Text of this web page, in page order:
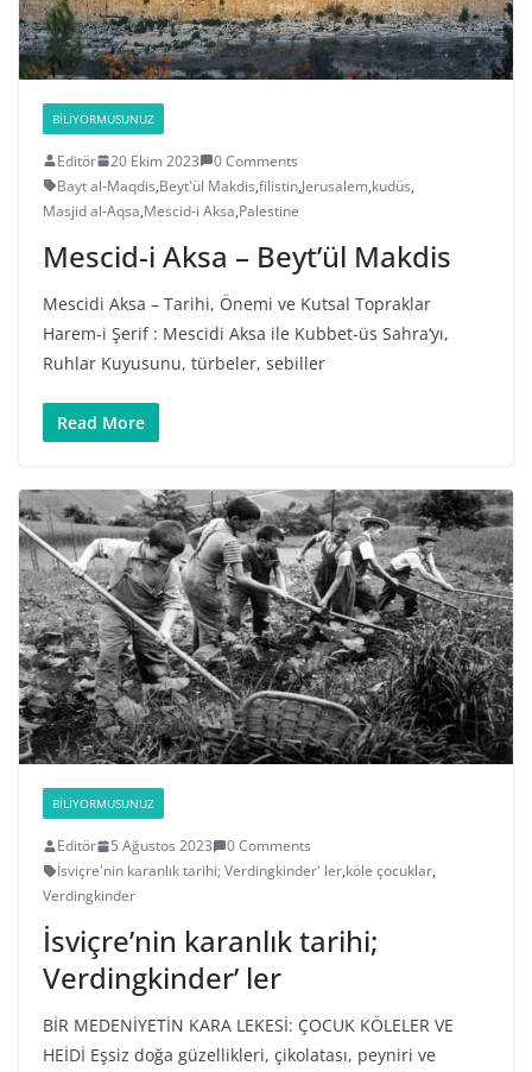
BILIYORMUSUNUZ
Editör 20 Ekim 2023
0 Comments
Bayt al-Maqdis,Beyt'ül Makdis,filistin,Jerusalem,kudüs,
Masjid al-Aqsa,Mescid-i Aksa,Palestine
Mescid-i Aksa – Beyt’ül Makdis
Mescidi Aksa – Tarihi, Önemi ve Kutsal Topraklar
Harem-i Şerif : Mescidi Aksa ile Kubbet-üs Sahra‘yı,
Ruhlar Kuyusunu, türbeler, sebiller
Read More
BILIYORMUSUNUZ
Editör 5 Ağustos 2023
0 Comments
İsviçre'nin karanlık tarihi; Verdingkinder' ler,köle çocuklar,
Verdingkinder
İsviçre’nin karanlık tarihi;
Verdingkinder’ ler
BİR MEDENİYETİN KARA LEKESİ: ÇOCUK KÖLELER VE
HEİDİ Eşsiz doğa güzellikleri, çikolatası, peyniri ve